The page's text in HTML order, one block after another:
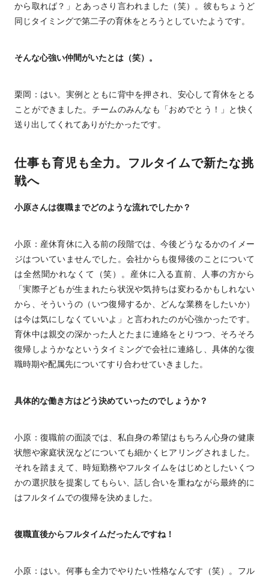
から取れば？」とあっさり言われました（笑）。彼もちょうど
同じタイミングで第二子の育休をとろうとしていたようです。
そんな心強い仲間がいたとは（笑）。
栗岡：はい。実例とともに背中を押され、安心して育休をとる
ことができました。チームのみんなも「おめでとう！」と快く
送り出してくれてありがたかったです。
仕事も育児も全力。フルタイムで新たな挑
戦へ
小原さんは復職までどのような流れでしたか？
小原：産休育休に入る前の段階では、今後どうなるかのイメー
ジはついていませんでした。会社からも復帰後のことについて
は全然聞かれなくて（笑）。産休に入る直前、人事の方から
「実際子どもが生まれたら状況や気持ちは変わるかもしれない
から、そういうの（いつ復帰するか、どんな業務をしたいか）
は今は気にしなくていいよ」と言われたのが心強かったです。
育休中は親交の深かった人とたまに連絡をとりつつ、そろそろ
復帰しようかなというタイミングで会社に連絡し、具体的な復
職時期や配属先についてすり合わせていきました。
具体的な働き方はどう決めていったのでしょうか？
小原：復職前の面談では、私自身の希望はもちろん心身の健康
状態や家庭状況などについても細かくヒアリングされました。
それを踏まえて、時短勤務やフルタイムをはじめとしたいくつ
かの選択肢を提案してもらい、話し合いを重ねながら最終的に
はフルタイムでの復帰を決めました。
復職直後からフルタイムだったんですね！
小原：はい。何事も全力でやりたい性格なんです（笑）。フル